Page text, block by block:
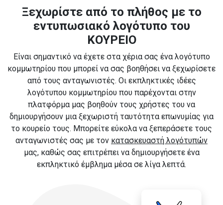
Ξεχωρίστε από το πλήθος με το
εντυπωσιακό λογότυπο του
ΚΟΥΡΕΙΟ
Είναι σημαντικό να έχετε στα χέρια σας ένα λογότυπο
κομμωτηρίου που μπορεί να σας βοηθήσει να ξεχωρίσετε
από τους ανταγωνιστές. Οι εκπληκτικές ιδέες
λογότυπου κομμωτηρίου που παρέχονται στην
πλατφόρμα μας βοηθούν τους χρήστες του να
δημιουργήσουν μια ξεχωριστή ταυτότητα επωνυμίας για
το κουρείο τους. Μπορείτε εύκολα να ξεπεράσετε τους
ανταγωνιστές σας με τον κατασκευαστή λογότυπών
μας, καθώς σας επιτρέπει να δημιουργήσετε ένα
εκπληκτικό έμβλημα μέσα σε λίγα λεπτά.